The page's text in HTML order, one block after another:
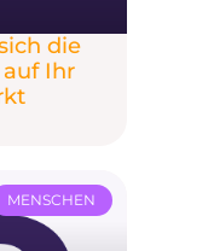
die
Ihr
MENSCHEN